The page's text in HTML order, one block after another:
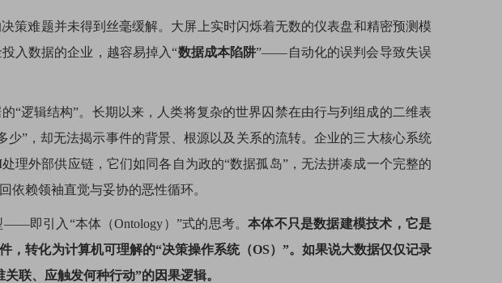
策难题并未得到丝毫缓解。大屏上实时闪烁着无数的仪表盘和精密预测模
入数据的企业，越容易掉入“数据成本陷阱”——自动化的误判会导致失误
“逻辑结构”。长期以来，人类将复杂的世界囚禁在由行与列组成的二维表
少”，却无法揭示事件的背景、根源以及关系的流转。企业的三大核心系统
理外部供应链，它们如同各自为政的“数据孤岛”，无法拼凑成一个完整的
依赖领袖直觉与妥协的恶性循环。
即引入“本体（Ontology）”式的思考。本体不只是数据建模技术，它是
，转化为计算机可理解的“决策操作系统（OS）”。如果说大数据仅仅记录
联、应触发何种行动”的因果逻辑。